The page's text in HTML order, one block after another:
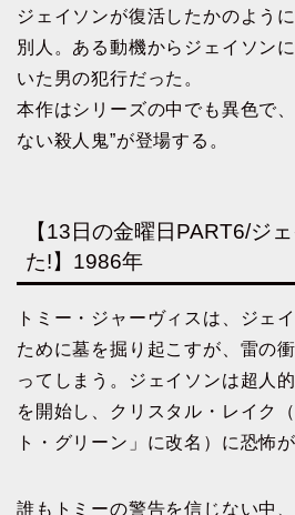
ジェイソンが復活したかのよう
別人。ある動機からジェイソン
いた男の犯行だった。
本作はシリーズの中でも異色で
ない殺人鬼”が登場する。
【13日の金曜日PART6/ジ
た!】1986年
トミー・ジャーヴィスは、ジェ
ために墓を掘り起こすが、雷の
ってしまう。ジェイソンは超人
を開始し、クリスタル・レイク
ト・グリーン」に改名）に恐怖が
誰もトミーの警告を信じない中